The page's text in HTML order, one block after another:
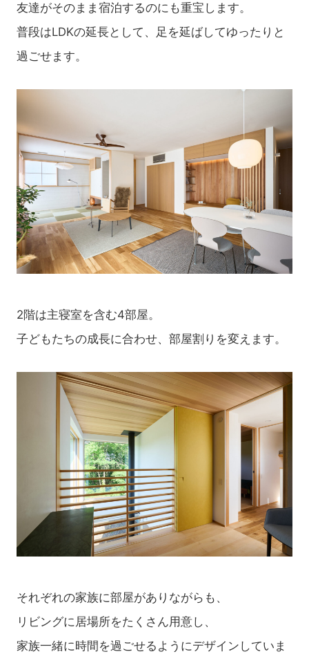
友達がそのまま宿泊するのにも重宝します。
普段はLDKの延長として、足を延ばしてゆったりと
過ごせます。
2階は主寝室を含む4部屋。
子どもたちの成長に合わせ、部屋割りを変えます。
それぞれの家族に部屋がありながらも、
リビングに居場所をたくさん用意し、
家族一緒に時間を過ごせるようにデザインしていま